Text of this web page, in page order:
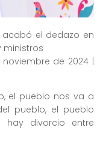
acabó el dedazo en
ministros
de 2024 |
el pueblo nos va a
pueblo, el pueblo
divorcio entre